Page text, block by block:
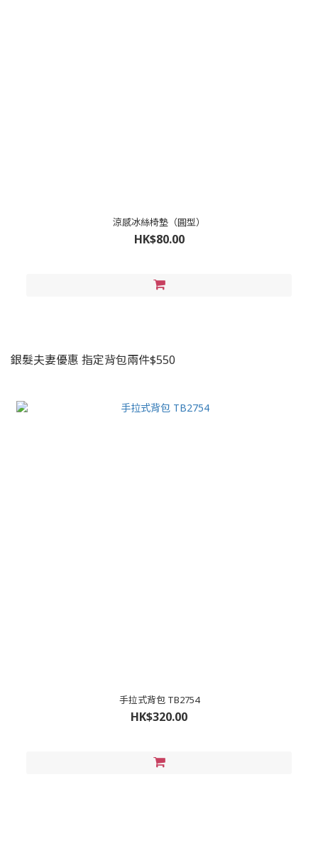
涼感冰絲椅墊（圓型）
HK$80.00
銀髮夫妻優惠 指定背包兩件$550
手拉式背包 TB2754
HK$320.00